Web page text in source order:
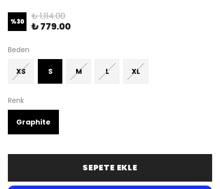
%30 ₺ 1,114.00
₺ 779.00
Beden
XS S M L XL
Renk
Graphite
SEPETE EKLE